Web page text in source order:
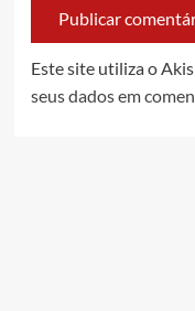
Este site utiliza o
seus dados em